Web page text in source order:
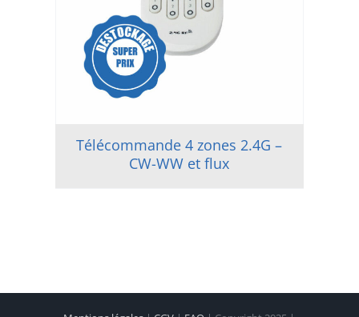
Télécommande 4 zones 2.4G –
CW-WW et flux